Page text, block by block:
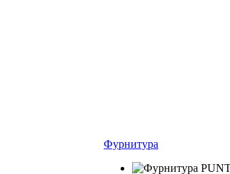
Фурнитура